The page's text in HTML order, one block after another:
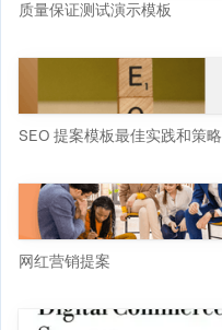
质量保证测试演示模板
SEO 提案模板最佳实践和策略
网红营销提案